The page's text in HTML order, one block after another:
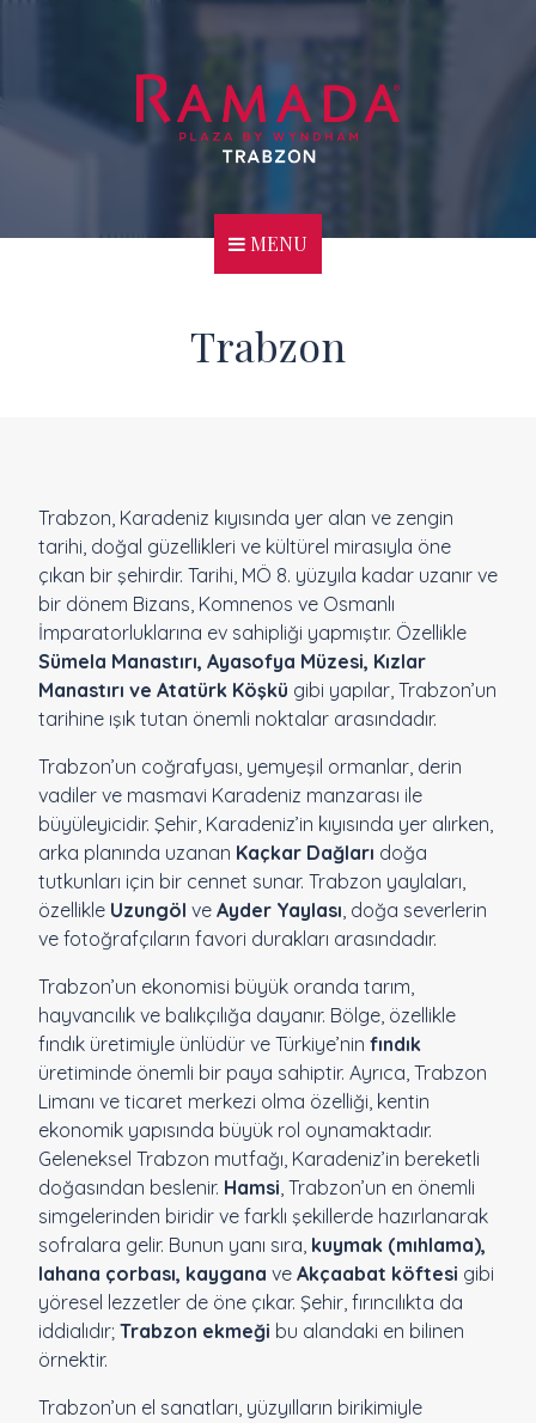
MENU
Trabzon
Trabzon, Karadeniz kıyısında yer alan ve zengin
tarihi, doğal güzellikleri ve kültürel mirasıyla öne
çıkan bir şehirdir. Tarihi, MÖ 8. yüzyıla kadar uzanır ve
bir dönem Bizans, Komnenos ve Osmanlı
İmparatorluklarına ev sahipliği yapmıştır. Özellikle
Sümela Manastırı, Ayasofya Müzesi, Kızlar
Manastırı ve Atatürk Köşkü gibi yapılar, Trabzon’un
tarihine ışık tutan önemli noktalar arasındadır.
Trabzon’un coğrafyası, yemyeşil ormanlar, derin
vadiler ve masmavi Karadeniz manzarası ile
büyüleyicidir. Şehir, Karadeniz’in kıyısında yer alırken,
arka planında uzanan Kaçkar Dağları doğa
tutkunları için bir cennet sunar. Trabzon yaylaları,
özellikle Uzungöl ve Ayder Yaylası, doğa severlerin
ve fotoğrafçıların favori durakları arasındadır.
Trabzon’un ekonomisi büyük oranda tarım,
hayvancılık ve balıkçılığa dayanır. Bölge, özellikle
fındık üretimiyle ünlüdür ve Türkiye’nin fındık
üretiminde önemli bir paya sahiptir. Ayrıca, Trabzon
Limanı ve ticaret merkezi olma özelliği, kentin
ekonomik yapısında büyük rol oynamaktadır.
Geleneksel Trabzon mutfağı, Karadeniz’in bereketli
doğasından beslenir. Hamsi, Trabzon’un en önemli
simgelerinden biridir ve farklı şekillerde hazırlanarak
sofralara gelir. Bunun yanı sıra, kuymak (mıhlama),
lahana çorbası, kaygana ve Akçaabat köftesi gibi
yöresel lezzetler de öne çıkar. Şehir, fırıncılıkta da
iddialıdır; Trabzon ekmeği bu alandaki en bilinen
örnektir.
Trabzon’un el sanatları, yüzyılların birikimiyle